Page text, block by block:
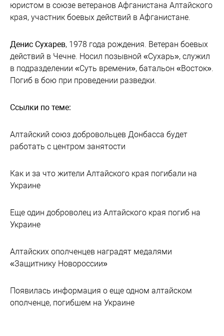
юристом в союзе ветеранов Афганистана Алтайского
края, участник боевых действий в Афганистане.
Денис Сухарев, 1978 года рождения. Ветеран боевых
действий в Чечне. Носил позывной «Сухарь», служил
в подразделении «Суть времени», батальон «Восток».
Погиб в бою при проведении разведки.
Ссылки по теме:
Алтайский союз добровольцев Донбасса будет
работать с центром занятости
Как и за что жители Алтайского края погибали на
Украине
Еще один доброволец из Алтайского края погиб на
Украине
Алтайских ополченцев наградят медалями
«Защитнику Новороссии»
Появилась информация о еще одном алтайском
ополченце, погибшем на Украине